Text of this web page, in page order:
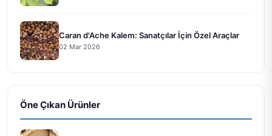
Caran d'Ache Kalem: Sanatçılar İçin Özel Araçlar
02 Mar 2026
Öne Çıkan Ürünler